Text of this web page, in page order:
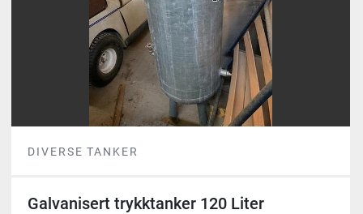
DIVERSE TANKER
Galvanisert trykktanker 120 Liter